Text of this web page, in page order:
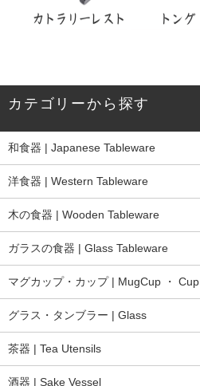
カテゴリーから探す
和食器 | Japanese Tableware
洋食器 | Western Tableware
木の食器 | Wooden Tableware
ガラスの食器 | Glass Tableware
マグカップ・カップ | MugCup ・ Cup
グラス・タンブラー | Glass
茶器 | Tea Utensils
酒器 | Sake Vessel